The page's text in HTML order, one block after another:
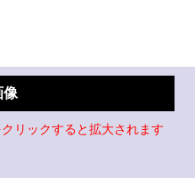
像
リックすると拡大されます